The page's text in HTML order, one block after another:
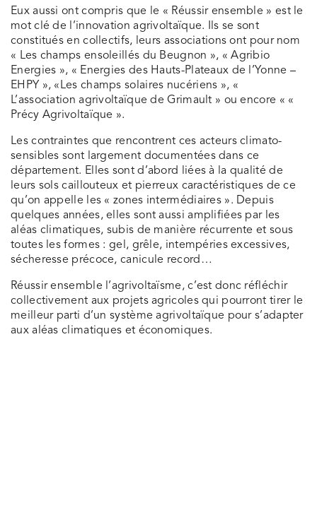
Eux aussi ont compris que le « Réussir ensemble » est le
mot clé de l’innovation agrivoltaïque. Ils se sont
constitués en collectifs, leurs associations ont pour nom
« Les champs ensoleillés du Beugnon », « Agribio
Energies », « Energies des Hauts-Plateaux de l’Yonne –
EHPY », «Les champs solaires nucériens », «
L’association agrivoltaïque de Grimault » ou encore « «
Précy Agrivoltaïque ».
Les contraintes que rencontrent ces acteurs climato-
sensibles sont largement documentées dans ce
département. Elles sont d’abord liées à la qualité de
leurs sols caillouteux et pierreux caractéristiques de ce
qu’on appelle les « zones intermédiaires ». Depuis
quelques années, elles sont aussi amplifiées par les
aléas climatiques, subis de manière récurrente et sous
toutes les formes : gel, grêle, intempéries excessives,
sécheresse précoce, canicule record…
Réussir ensemble l’agrivoltaïsme, c’est donc réfléchir
collectivement aux projets agricoles qui pourront tirer le
meilleur parti d’un système agrivoltaïque pour s’adapter
aux aléas climatiques et économiques.